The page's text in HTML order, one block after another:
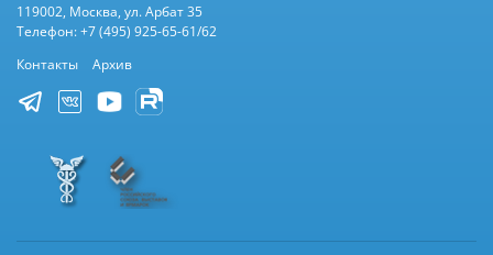
119002, Москва, ул. Арбат 35
Телефон: +7 (495) 925-65-61/62
Контакты
Архив